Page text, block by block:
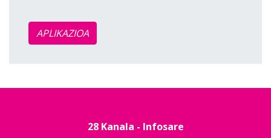
APLIKAZIOA
28 Kanala - Infosare